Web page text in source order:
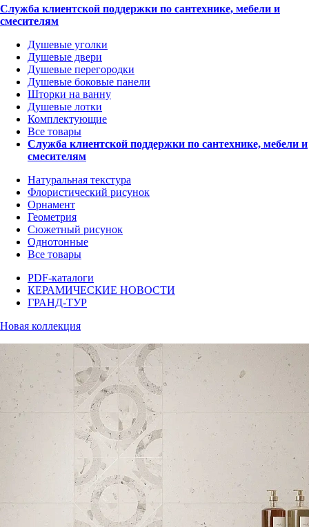
Служба клиентской поддержки по сантехнике, мебели и
смесителям
Душевые уголки
Душевые двери
Душевые перегородки
Душевые боковые панели
Шторки на ванну
Душевые лотки
Комплектующие
Все товары
Служба клиентской поддержки по сантехнике, мебели и
смесителям
Натуральная текстура
Флористический рисунок
Орнамент
Геометрия
Сюжетный рисунок
Однотонные
Все товары
PDF-каталоги
КЕРАМИЧЕСКИЕ НОВОСТИ
ГРАНД-ТУР
Новая коллекция